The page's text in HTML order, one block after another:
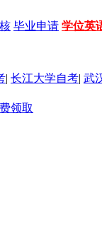
毕业申请 学位英
| 长江大学自考| 武